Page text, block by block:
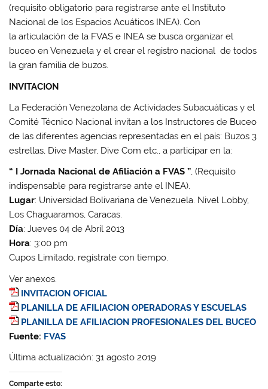
(requisito obligatorio para registrarse ante el Instituto
Nacional de los Espacios Acuáticos INEA). Con
la articulación de la FVAS e INEA se busca organizar el
buceo en Venezuela y el crear el registro nacional de todos
la gran familia de buzos.
INVITACION
La Federación Venezolana de Actividades Subacuáticas y el
Comité Técnico Nacional invitan a los Instructores de Buceo
de las diferentes agencias representadas en el país: Buzos 3
estrellas, Dive Master, Dive Com etc., a participar en la:
“ I Jornada Nacional de Afiliación a FVAS ”, (Requisito
indispensable para registrarse ante el INEA).
Lugar: Universidad Bolivariana de Venezuela. Nivel Lobby,
Los Chaguaramos, Caracas.
Día: Jueves 04 de Abril 2013
Hora: 3:00 pm
Cupos Limitado, regístrate con tiempo.
Ver anexos.
INVITACION OFICIAL
PLANILLA DE AFILIACION OPERADORAS Y ESCUELAS
PLANILLA DE AFILIACION PROFESIONALES DEL BUCEO
Fuente: FVAS
Última actualización: 31 agosto 2019
Comparte esto: